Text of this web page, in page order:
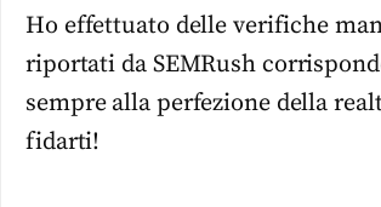
Ho effettuato delle verifiche
riportati da SEMRush
sempre alla perfezione della
fidarti!